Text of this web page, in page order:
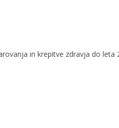
in krepitve zdravja do